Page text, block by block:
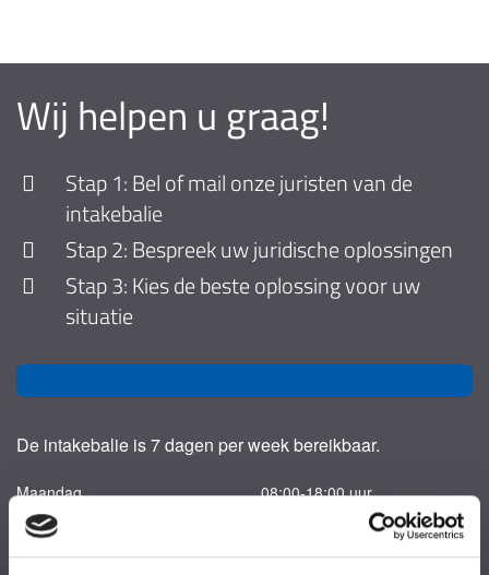
Wij helpen u graag!
Stap 1: Bel of mail onze juristen van de
intakebalie
Stap 2: Bespreek uw juridische oplossingen
Stap 3: Kies de beste oplossing voor uw
situatie
De intakebalie is 7 dagen per week bereikbaar.
Maandag
Dinsdag
Woensdag
Donderdag
08:00-18:00 uur
08:00-18:00 uur
08:00-18:00 uur
08:00-18:00 uur